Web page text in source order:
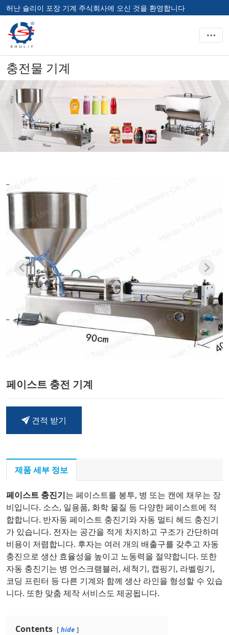
허난 슐리이 포장 기계 주식회사에 오신 것을 환영합니다
충전물 기계
페이스트 충전 기계
견적 받기
제품 세부 정보
페이스트 충진기는 페이스트를 봉투, 병 또는 캔에 채우는 장
비입니다. 소스, 일용품, 화학 물질 등 다양한 페이스트에 적
합합니다. 반자동 페이스트 충진기와 자동 멀티 헤드 충진기
가 있습니다. 전자는 공간을 적게 차지하고 구조가 간단하며
비용이 저렴합니다. 후자는 여러 개의 배출구를 갖추고 자동
충진으로 생산 효율성을 높이고 노동력을 절약합니다. 또한
자동 충진기는 병 언스크램블러, 세척기, 캡핑기, 라벨링기,
코딩 프린터 등 다른 기계와 함께 생산 라인을 형성할 수 있습
니다. 또한 맞춤 제작 서비스도 제공됩니다.
Contents hide